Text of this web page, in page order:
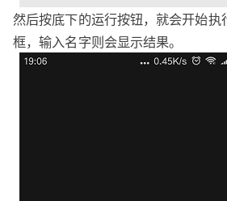
然后按底下的运行按钮，就会开始执
框，输入名字则会显示结果。